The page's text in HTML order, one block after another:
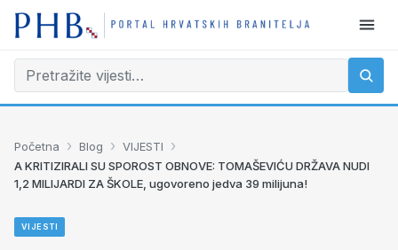
Početna › Blog › VIJESTI ›
A KRITIZIRALI SU SPOROST OBNOVE: TOMAŠEVIĆU DRŽAVA NUDI
1,2 MILIJARDI ZA ŠKOLE, ugovoreno jedva 39 milijuna!
VIJESTI